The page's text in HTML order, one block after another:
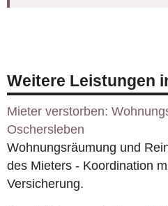
Weitere Leistungen
Mieter verstorben:
Oschersleben
Wohnungsräumung und
des Mieters - Koordination
Versicherung.